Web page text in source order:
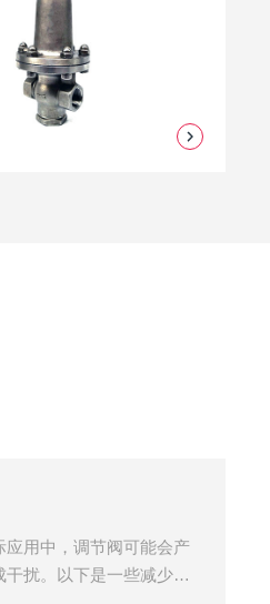
用中，调节阀可能会产
扰。以下是一些减少调